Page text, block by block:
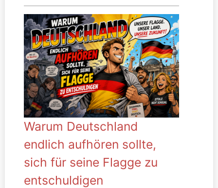
Warum Deutschland
endlich aufhören sollte,
sich für seine Flagge zu
entschuldigen